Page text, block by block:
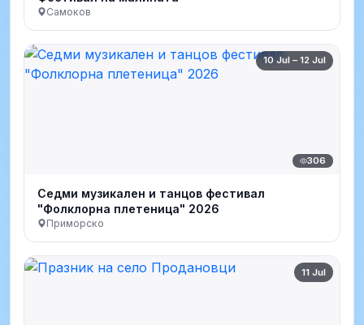
Самоков
10 Jul – 12 Jul
306
Седми музикален и танцов фестивал
"Фолклорна плетеница" 2026
Приморско
11 Jul